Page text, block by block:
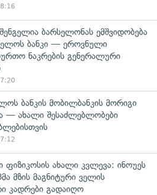
ბარსელონას ემშვიდობება
ბანკი — ეროვნული
ნაკრების გენერალური
ბანკის მობილბანკის მორიგი
— ახალი შესაძლებლობები
ფიზიკოსის ახალი კვლევა: ინოუეს
მზის მაგნიტური ველის
კადრები გადაიღო